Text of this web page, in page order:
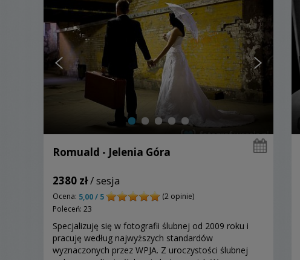
Romuald - Jelenia Góra
2380 zł/ sesja
Ocena: 5,00 / 5
(2 opinie)
Poleceń: 23
Specjalizuję się w fotografii ślubnej od 2009 roku i
pracuję według najwyższych standardów
wyznaczonych przez WPJA. Z uroczystości ślubnej